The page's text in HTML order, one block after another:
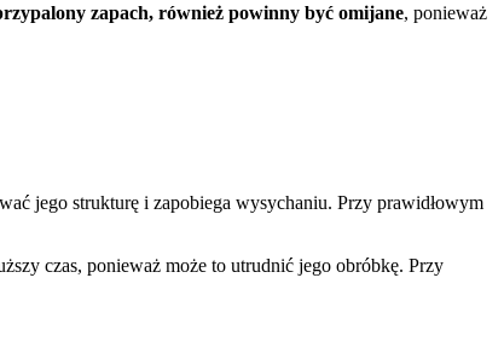
zapach, również powinny być omijane, ponieważ
jego strukturę i zapobiega wysychaniu. Przy prawidłowym
czas, ponieważ może to utrudnić jego obróbkę. Przy